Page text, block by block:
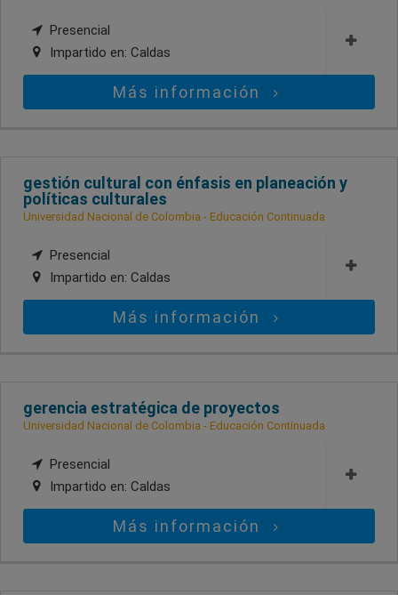
Presencial
Impartido en: Caldas
Más información
gestión cultural con énfasis en planeación y
políticas culturales
Universidad Nacional de Colombia - Educación Continuada
Presencial
Impartido en: Caldas
Más información
gerencia estratégica de proyectos
Universidad Nacional de Colombia - Educación Continuada
Presencial
Impartido en: Caldas
Más información